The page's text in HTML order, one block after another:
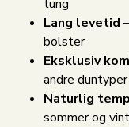
tung
Lang levetid
bolster
Eksklusiv
andre duntyper
Naturlig
sommer og